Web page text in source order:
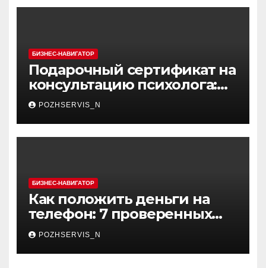
БИЗНЕС-НАВИГАТОР
Подарочный сертификат на
консультацию психолога:
каким образом он может
помочь вам найти путь к
счастью и благополучию
POZHSERVIS_N
БИЗНЕС-НАВИГАТОР
Как положить деньги на
телефон: 7 проверенных
способов пополнения
счета, как своего, так и
чужого гаджета
POZHSERVIS_N